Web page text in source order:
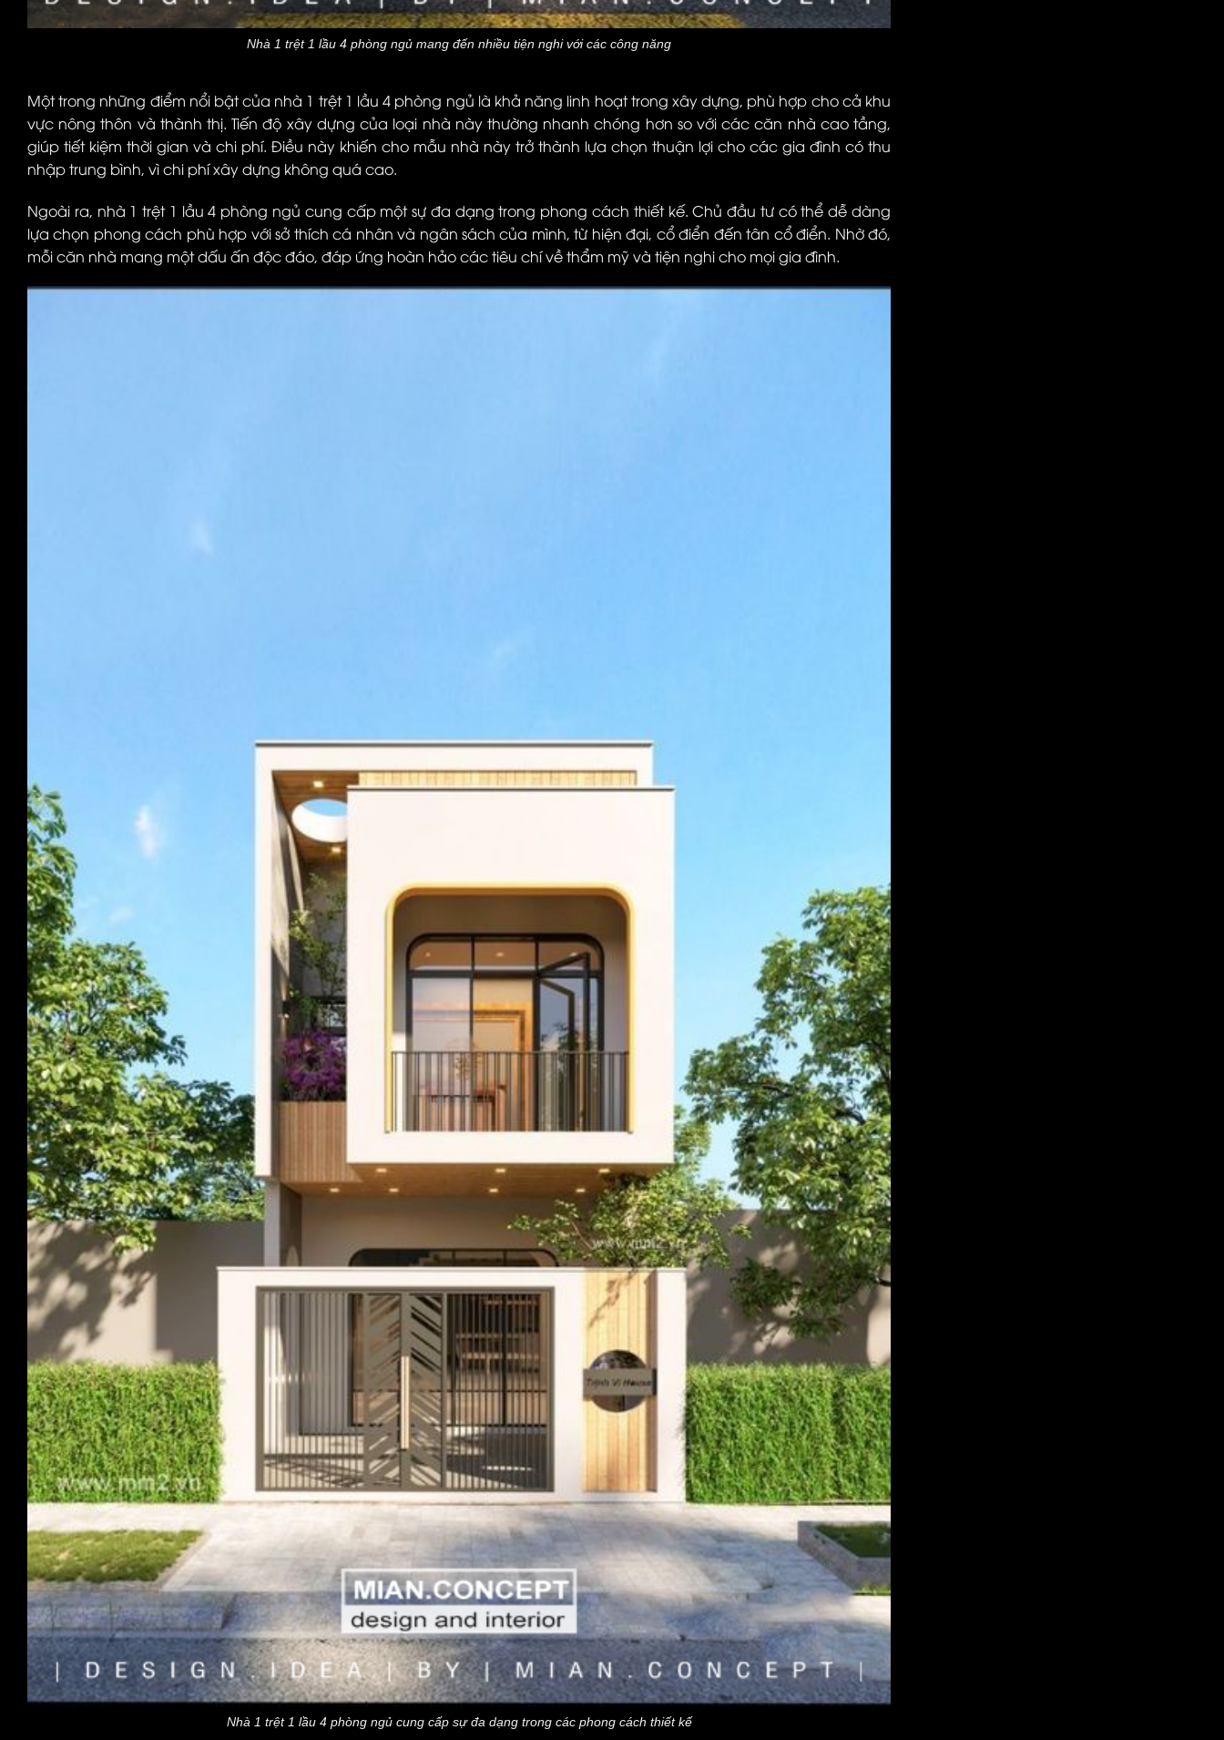
Nhà 1 trệt 1 lầu 4 phòng ngủ mang đến nhiều tiện nghi với các công năng
Một trong những điểm nổi bật của nhà 1 trệt 1 lầu 4 phòng ngủ là khả năng linh hoạt trong xây dựng, phù hợp cho cả khu
vực nông thôn và thành thị. Tiến độ xây dựng của loại nhà này thường nhanh chóng hơn so với các căn nhà cao tầng,
giúp tiết kiệm thời gian và chi phí. Điều này khiến cho mẫu nhà này trở thành lựa chọn thuận lợi cho các gia đình có thu
nhập trung bình, vì chi phí xây dựng không quá cao.
Ngoài ra, nhà 1 trệt 1 lầu 4 phòng ngủ cung cấp một sự đa dạng trong phong cách thiết kế. Chủ đầu tư có thể dễ dàng
lựa chọn phong cách phù hợp với sở thích cá nhân và ngân sách của mình, từ hiện đại, cổ điển đến tân cổ điển. Nhờ đó,
mỗi căn nhà mang một dấu ấn độc đáo, đáp ứng hoàn hảo các tiêu chí về thẩm mỹ và tiện nghi cho mọi gia đình.
Nhà 1 trệt 1 lầu 4 phòng ngủ cung cấp sự đa dạng trong các phong cách thiết kế